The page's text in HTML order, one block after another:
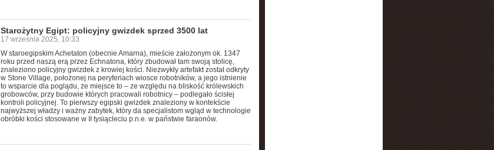
Starożytny Egipt: policyjny gwizdek sprzed 3500 lat
17 września 2025, 10:33
W staroegipskim Achetaton (obecnie Amarna), mieście założonym ok. 1347
roku przed naszą erą przez Echnatona, który zbudował tam swoją stolicę,
znaleziono policyjny gwizdek z krowiej kości. Niezwykły artefakt został odkryty
w Stone Village, położonej na peryferiach wiosce robotników, a jego istnienie
to wsparcie dla poglądu, że miejsce to – ze względu na bliskość królewskich
grobowców, przy budowie których pracowali robotnicy – podlegało ścisłej
kontroli policyjnej. To pierwszy egipski gwizdek znaleziony w kontekście
najwyższej władzy i ważny zabytek, który da specjalistom wgląd w technologie
obróbki kości stosowane w II tysiącleciu p.n.e. w państwie faraonów.